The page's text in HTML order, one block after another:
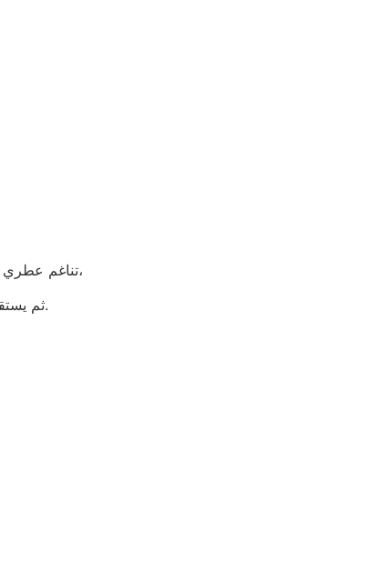
تناغم عطري يبدأ بنفحات عليا منعشة من الماندرين والتفاح، يتدرّج بسلاسة إلى قلب زهري راقٍ من الياسمين،
ثم يستقر على قاعدة دافئة من الصندل والعنبر والفانيليا، ليمنحك حضورًا ثابتًا وأناقة الرجل الواثق.